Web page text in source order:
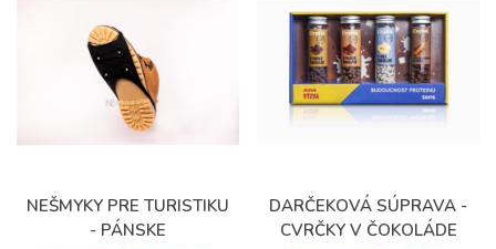
NEŠMYKY PRE TURISTIKU
- PÁNSKE
DARČEKOVÁ SÚPRAVA -
CVRČKY V ČOKOLÁDE